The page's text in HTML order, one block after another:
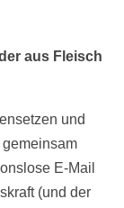
aus Fleisch
und
E-Mail
(und der